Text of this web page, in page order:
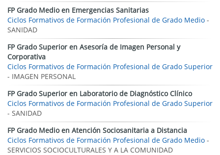
FP Grado Medio en Emergencias Sanitarias
Ciclos Formativos de Formación Profesional de Grado Medio -
SANIDAD
FP Grado Superior en Asesoría de Imagen Personal y
Corporativa
Ciclos Formativos de Formación Profesional de Grado Superior
- IMAGEN PERSONAL
FP Grado Superior en Laboratorio de Diagnóstico Clínico
Ciclos Formativos de Formación Profesional de Grado Superior
- SANIDAD
FP Grado Medio en Atención Sociosanitaria a Distancia
Ciclos Formativos de Formación Profesional de Grado Medio -
SERVICIOS SOCIOCULTURALES Y A LA COMUNIDAD